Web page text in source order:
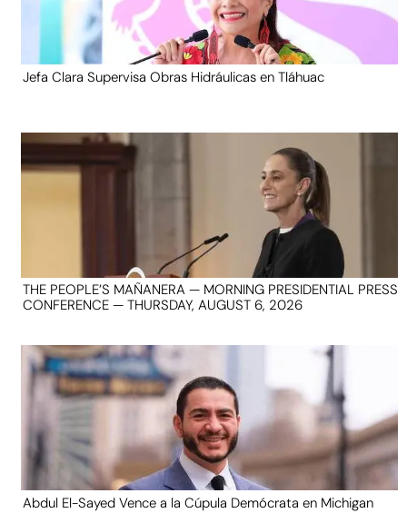
Jefa Clara Supervisa Obras Hidráulicas en Tláhuac
THE PEOPLE’S MAÑANERA — MORNING PRESIDENTIAL PRESS
CONFERENCE — THURSDAY, AUGUST 6, 2026
Abdul El-Sayed Vence a la Cúpula Demócrata en Michigan